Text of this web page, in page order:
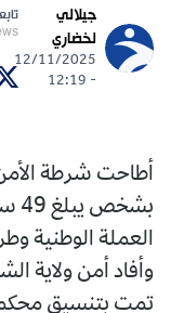
جيلالي
لخضاري
12/11/2025
- 12:19
أطاحت شرطة
العملة الوطنية
وأفاد أمن ولاية
تمت بتنسيق